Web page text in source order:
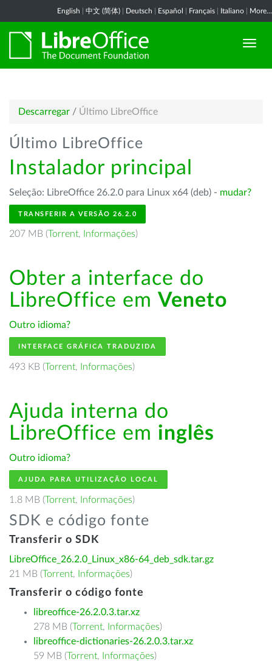
English 中文 (简体) Deutsch Español Français Italiano More...
Descarregar / Último LibreOffice
Último LibreOffice
Instalador principal
Seleção: LibreOffice 26.2.0 para Linux x64 (deb) - mudar?
TRANSFERIR A VERSÃO 26.2.0
207 MB (Torrent, Informações)
Obter a interface do
LibreOffice em Veneto
Outro idioma?
INTERFACE GRÁFICA TRADUZIDA
493 KB (Torrent, Informações)
Ajuda interna do
LibreOffice em inglês
Outro idioma?
AJUDA PARA UTILIZAÇÃO LOCAL
1.8 MB (Torrent, Informações)
SDK e código fonte
Transferir o SDK
LibreOffice_26.2.0_Linux_x86-64_deb_sdk.tar.gz
21 MB (Torrent, Informações)
Transferir o código fonte
libreoffice-26.2.0.3.tar.xz
278 MB (Torrent, Informações)
libreoffice-dictionaries-26.2.0.3.tar.xz
59 MB (Torrent, Informações)